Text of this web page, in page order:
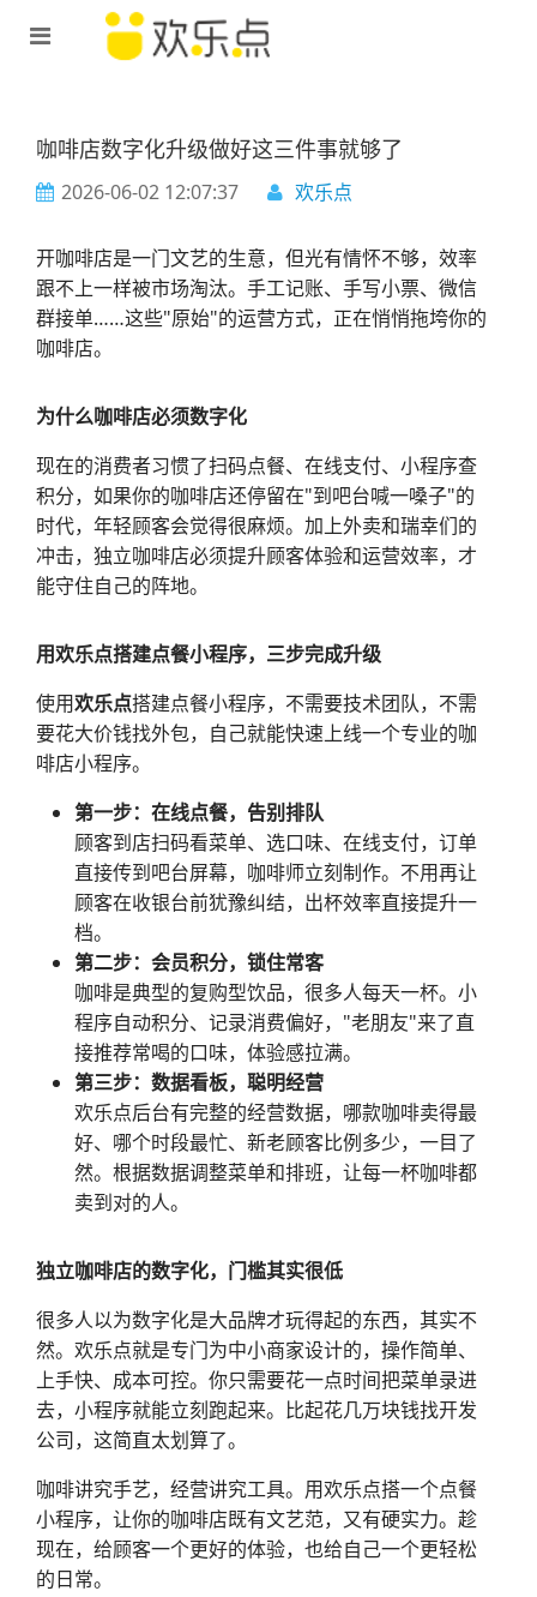
咖啡店数字化升级做好这三件事就够了
2026-06-02 12:07:37 欢乐点
开咖啡店是一门文艺的生意，但光有情怀不够，效率
跟不上一样被市场淘汰。手工记账、手写小票、微信
群接单……这些"原始"的运营方式，正在悄悄拖垮你的
咖啡店。
为什么咖啡店必须数字化
现在的消费者习惯了扫码点餐、在线支付、小程序查
积分，如果你的咖啡店还停留在"到吧台喊一嗓子"的
时代，年轻顾客会觉得很麻烦。加上外卖和瑞幸们的
冲击，独立咖啡店必须提升顾客体验和运营效率，才
能守住自己的阵地。
用欢乐点搭建点餐小程序，三步完成升级
使用欢乐点搭建点餐小程序，不需要技术团队，不需
要花大价钱找外包，自己就能快速上线一个专业的咖
啡店小程序。
第一步：在线点餐，告别排队
顾客到店扫码看菜单、选口味、在线支付，订单
直接传到吧台屏幕，咖啡师立刻制作。不用再让
顾客在收银台前犹豫纠结，出杯效率直接提升一
档。
第二步：会员积分，锁住常客
咖啡是典型的复购型饮品，很多人每天一杯。小
程序自动积分、记录消费偏好，"老朋友"来了直
接推荐常喝的口味，体验感拉满。
第三步：数据看板，聪明经营
欢乐点后台有完整的经营数据，哪款咖啡卖得最
好、哪个时段最忙、新老顾客比例多少，一目了
然。根据数据调整菜单和排班，让每一杯咖啡都
卖到对的人。
独立咖啡店的数字化，门槛其实很低
很多人以为数字化是大品牌才玩得起的东西，其实不
然。欢乐点就是专门为中小商家设计的，操作简单、
上手快、成本可控。你只需要花一点时间把菜单录进
去，小程序就能立刻跑起来。比起花几万块钱找开发
公司，这简直太划算了。
咖啡讲究手艺，经营讲究工具。用欢乐点搭一个点餐
小程序，让你的咖啡店既有文艺范，又有硬实力。趁
现在，给顾客一个更好的体验，也给自己一个更轻松
的日常。